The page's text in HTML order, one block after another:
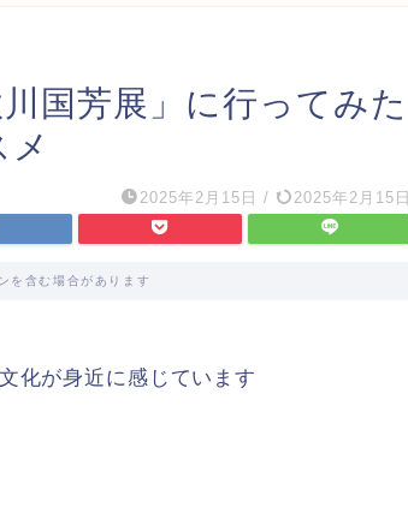
国芳展」に行ってみた
2025年2月15日 / 2025年2月15日
を含む場合があります
化が身近に感じています